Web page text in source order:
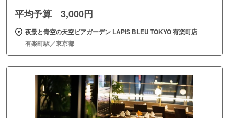
平均予算 3,000円
夜景と青空の天空ビアガーデン LAPIS BLEU TOKYO 有楽町店
有楽町駅／東京都